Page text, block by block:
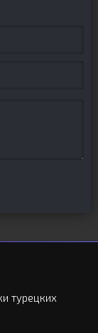
турецких